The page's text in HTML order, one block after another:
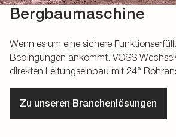
Bergbaumaschine
Wenn es um eine sichere
Bedingungen ankommt. VOSS
direkten Leitungseinbau mit 24°
Zu unseren Branchenlösungen